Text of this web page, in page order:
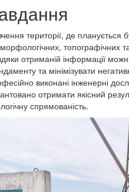
території, де планується
топографічних
отриманій інформації
та мінімізувати
виконані інженерні
отримати якісний
спрямованість.